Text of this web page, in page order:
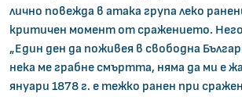
лично повежда в атака група леко
критичен момент от сражението.
„Един ден да поживея в свободна
нека ме грабне смъртта, няма да ми е
януари 1878 г. е тежко ранен при